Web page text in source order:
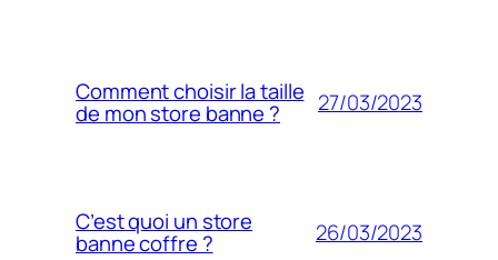
Comment choisir la taille
de mon store banne ? 27/03/2023
C’est quoi un store
banne coffre ? 26/03/2023